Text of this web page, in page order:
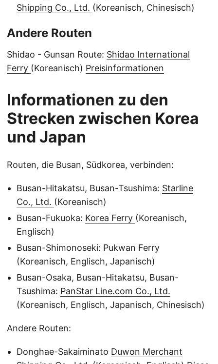
Shipping Co., Ltd. (Koreanisch, Chinesisch)
Andere Routen
Shidao - Gunsan Route: Shidao International
Ferry (Koreanisch) Preisinformationen
Informationen zu den
Strecken zwischen Korea
und Japan
Routen, die Busan, Südkorea, verbinden:
Busan-Hitakatsu, Busan-Tsushima: Starline
Co., Ltd. (Koreanisch)
Busan-Fukuoka: Korea Ferry (Koreanisch,
Englisch)
Busan-Shimonoseki: Pukwan Ferry
(Koreanisch, Englisch, Japanisch)
Busan-Osaka, Busan-Hitakatsu, Busan-
Tsushima: PanStar Line.com Co., Ltd.
(Koreanisch, Englisch, Japanisch, Chinesisch)
Andere Routen:
Donghae-Sakaiminato Duwon Merchant